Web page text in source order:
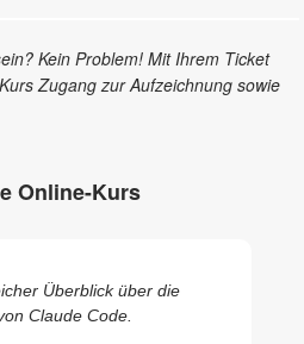
Kein Problem! Mit Ihrem Ticket
Zugang zur Aufzeichnung sowie
Online-Kurs
Überblick über die
Claude Code.